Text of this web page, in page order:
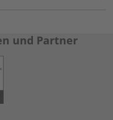
und Partner